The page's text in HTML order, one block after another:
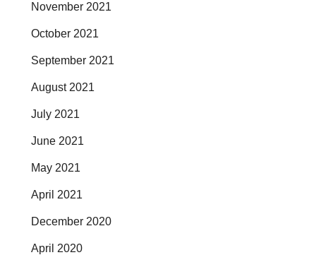
November 2021
October 2021
September 2021
August 2021
July 2021
June 2021
May 2021
April 2021
December 2020
April 2020